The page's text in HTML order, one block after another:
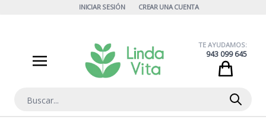
INICIAR SESIÓN CREAR UNA CUENTA
Buscar
TE AYUDAMOS:
943 099 645